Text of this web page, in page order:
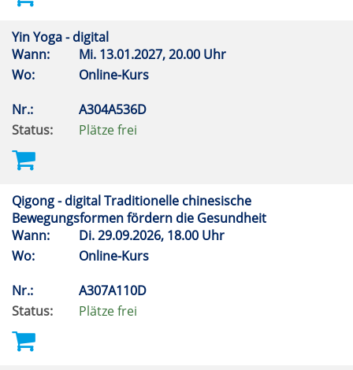
Yin Yoga - digital
Wann:
Mi. 13.01.2027, 20.00 Uhr
Wo:
Online-Kurs
Nr.:
A304A536D
Status:
Plätze frei
Qigong - digital Traditionelle chinesische
Bewegungsformen fördern die Gesundheit
Wann:
Di.29.09.2026, 18.00 Uhr
Wo:
Online-Kurs
Nr.:
A307A110D
Status:
Plätze frei